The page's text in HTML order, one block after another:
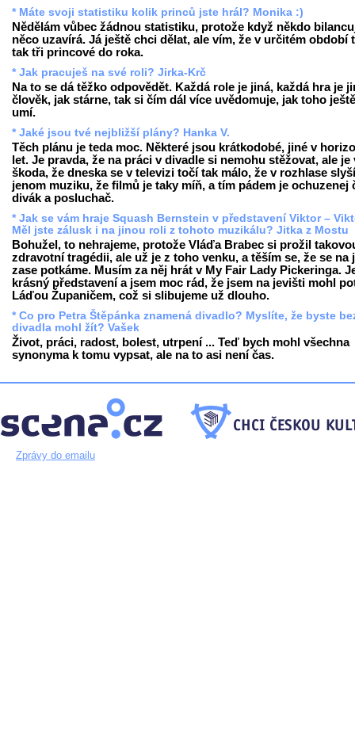
* Máte svoji statistiku kolik princů jste hrál? Monika :)
Nědělám vůbec žádnou statistiku, protože když někdo
něco uzavírá. Já ještě chci dělat, ale vím, že v určitém období
tak tři princové do roka.
* Jak pracuješ na své roli? Jirka-Krč
Na to se dá těžko odpovědět. Každá role je jiná, každá hra je
člověk, jak stárne, tak si čím dál více uvědomuje, jak toho
umí.
* Jaké jsou tvé nejbližší plány? Hanka V.
Těch plánu je teda moc. Některé jsou krátkodobé, jiné v
let. Je pravda, že na práci v divadle si nemohu stěžovat, ale je
škoda, že dneska se v televizi točí tak málo, že v rozhlase
jenom muziku, že filmů je taky míň, a tím pádem je ochuzenej
divák a posluchač.
* Jak se vám hraje Squash Bernstein v představení Viktor –
Měl jste zálusk i na jinou roli z tohoto muzikálu? Jitka z Mostu
Bohužel, to nehrajeme, protože Vláďa Brabec si prožil
zdravotní tragédii, ale už je z toho venku, a těším se, že se na
zase potkáme. Musím za něj hrát v My Fair Lady Pickeringa.
krásný představení a jsem moc rád, že jsem na jevišti mohl
Láďou Županičem, což si slibujeme už dlouho.
* Co pro Petra Štěpánka znamená divadlo? Myslíte, že byste
divadla mohl žít? Vašek
Život, práci, radost, bolest, utrpení ... Teď bych mohl všechna
synonyma k tomu vypsat, ale na to asi není čas.
Zprávy do emailu